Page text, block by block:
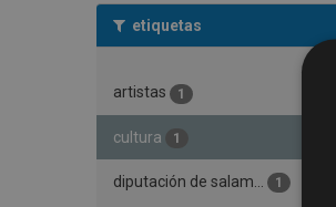
etiquetas
artistas 1
cultura 1
diputación de salam... 1